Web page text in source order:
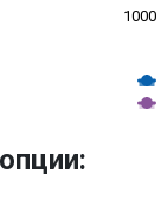
1000